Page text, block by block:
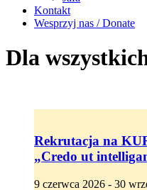
Kontakt
Wesprzyj nas / Donate
Dla
Rekrutacja na
„Credo ut
9 czerwca 2026 - 30